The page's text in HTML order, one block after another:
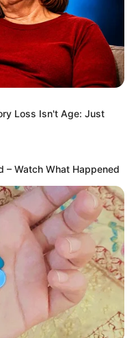
આદેશ કોણે આપ્યો, પેલેટ
મંજુરી કોણે આપી? રાહુલ
પત્ર લખ્યો
અમદાવાદના કોમ્પ્યુટર
નવું બિલ આવી શકે છે, 10
વીડિયો મેસેજ જાહેર કરીને
નિર્ણય લેવાશે
2,164
Lo​ss Isn't Age: Just
– Watch What Happened